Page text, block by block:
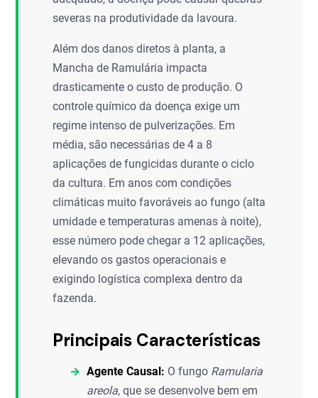
severas na produtividade da lavoura.
Além dos danos diretos à planta, a
Mancha de Ramulária impacta
drasticamente o custo de produção. O
controle químico da doença exige um
regime intenso de pulverizações. Em
média, são necessárias de 4 a 8
aplicações de fungicidas durante o ciclo
da cultura. Em anos com condições
climáticas muito favoráveis ao fungo (alta
umidade e temperaturas amenas à noite),
esse número pode chegar a 12 aplicações,
elevando os gastos operacionais e
exigindo logística complexa dentro da
fazenda.
Principais Características
Agente Causal: O fungo Ramularia
areola, que se desenvolve bem em